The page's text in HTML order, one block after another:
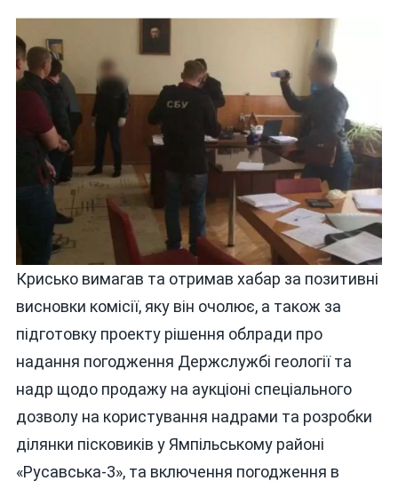
Крисько вимагав та отримав хабар за позитивні
висновки комісії, яку він очолює, а також за
підготовку проекту рішення облради про
надання погодження Держслужбі геології та
надр щодо продажу на аукціоні спеціального
дозволу на користування надрами та розробки
ділянки пісковиків у Ямпільському районі
«Русавська-3», та включення погодження в